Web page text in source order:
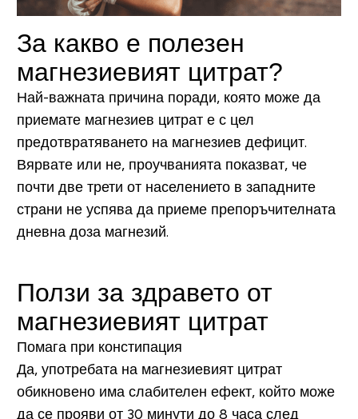
За какво е полезен
магнезиевият цитрат?
Най-важната причина поради, която може да
приемате магнезиев цитрат е с цел
предотвратяването на магнезиев дефицит.
Вярвате или не, проучванията показват, че
почти две трети от населението в западните
страни не успява да приеме препоръчителната
дневна доза магнезий.
Ползи за здравето от
магнезиевият цитрат
Помага при констипация
Да, употребата на магнезиевият цитрат
обикновено има слабителен ефект, който може
да се прояви от 30 минути до 8 часа след